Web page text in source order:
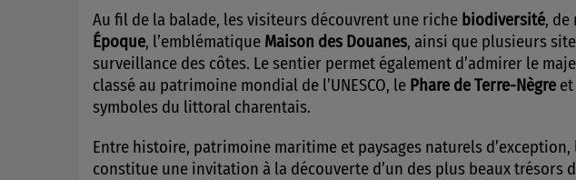
Au fil de la balade, les visiteurs découvrent une riche biodiversité, de
Époque, l’emblématique Maison des Douanes, ainsi que plusieurs
surveillance des côtes. Le sentier permet également d’admirer le
classé au patrimoine mondial de l’UNESCO, le Phare de Terre-Nègre
symboles du littoral charentais.
Entre histoire, patrimoine maritime et paysages naturels d’exception,
constitue une invitation à la découverte d’un des plus beaux trésors